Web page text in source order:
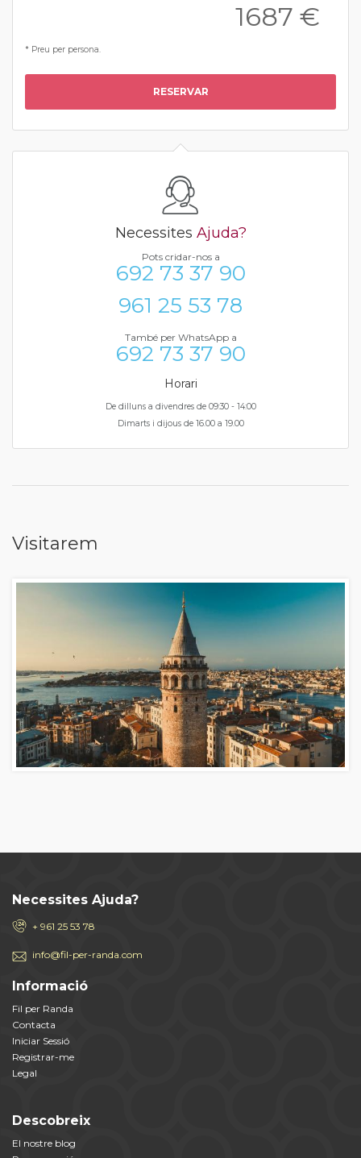
1687 €
* Preu per persona.
RESERVAR
Necessites Ajuda?
Pots cridar-nos a
692 73 37 90
961 25 53 78
També per WhatsApp a
692 73 37 90
Horari
De dilluns a divendres de 09:30 - 14:00
Dimarts i dijous de 16.00 a 19.00
Visitarem
Necessites Ajuda?
+ 961 25 53 78
info@fil-per-randa.com
Informació
Fil per Randa
Contacta
Iniciar Sessió
Registrar-me
Legal
Descobreix
El nostre blog